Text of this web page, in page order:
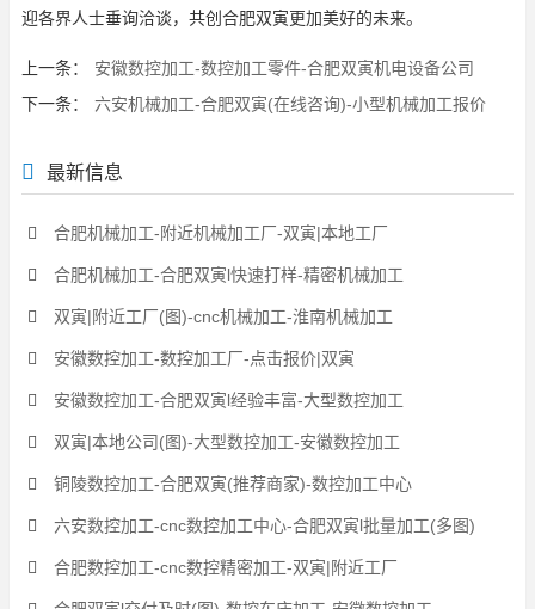
迎各界人士垂询洽谈，共创合肥双寅更加美好的未来。
上一条：
安徽数控加工-数控加工零件-合肥双寅机电设备公司
下一条：
六安机械加工-合肥双寅(在线咨询)-小型机械加工报价
最新信息
合肥机械加工-附近机械加工厂-双寅|本地工厂
合肥机械加工-合肥双寅l快速打样-精密机械加工
双寅|附近工厂(图)-cnc机械加工-淮南机械加工
安徽数控加工-数控加工厂-点击报价|双寅
安徽数控加工-合肥双寅l经验丰富-大型数控加工
双寅|本地公司(图)-大型数控加工-安徽数控加工
铜陵数控加工-合肥双寅(推荐商家)-数控加工中心
六安数控加工-cnc数控加工中心-合肥双寅l批量加工(多图)
合肥数控加工-cnc数控精密加工-双寅|附近工厂